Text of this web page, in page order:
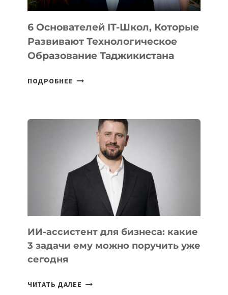
6 Основателей IT-Школ, Которые
Развивают Технологическое
Образование Таджикистана
ПОДРОБНЕЕ
КОТОРЫЕ
РАЗВИВАЮТ
ТЕХНОЛОГИЧЕСКОЕ
ОБРАЗОВАНИЕ
ТАДЖИКИСТАНА
ИИ-ассистент для бизнеса: какие
3 задачи ему можно поручить уже
сегодня
ЧИТАТЬ ДАЛЕЕ ИИ-